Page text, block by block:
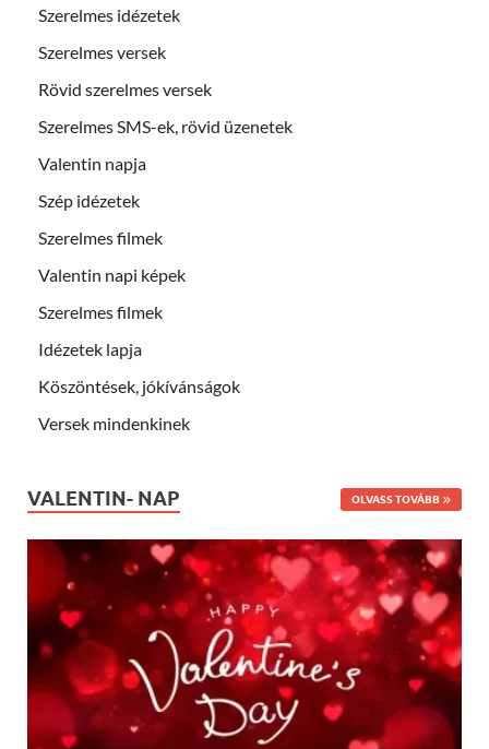
Szerelmes idézetek
Szerelmes versek
Rövid szerelmes versek
Szerelmes SMS-ek, rövid üzenetek
Valentin napja
Szép idézetek
Szerelmes filmek
Valentin napi képek
Szerelmes filmek
Idézetek lapja
Köszöntések, jókívánságok
Versek mindenkinek
VALENTIN- NAP OLVASS TOVÁBB